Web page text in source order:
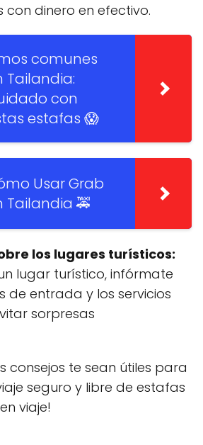
con dinero en efectivo.
comunes
Tailandia:
con
estafas 😱
Usar Grab
Tailandia 🚕
los lugares turísticos:
lugar turístico, infórmate
de entrada y los servicios
sorpresas
consejos te sean útiles para
seguro y libre de estafas
viaje!